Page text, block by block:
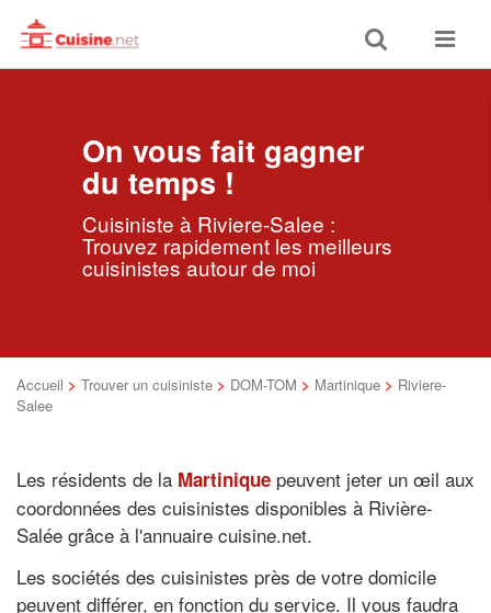
Toggle
search
Toggle
On vous fait gagner
du temps !
Cuisiniste à Riviere-Salee :
Trouvez rapidement les meilleurs
cuisinistes autour de moi
Accueil > Trouver un cuisiniste > DOM-TOM > Martinique > Riviere-
Salee
Les résidents de la Martinique peuvent jeter un œil aux
coordonnées des cuisinistes disponibles à Rivière-
Salée grâce à l'annuaire cuisine.net.
Les sociétés des cuisinistes près de votre domicile
peuvent différer, en fonction du service. Il vous faudra